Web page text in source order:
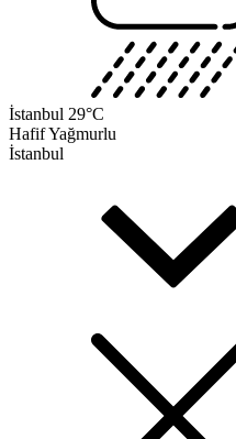
İstanbul 29°C
Hafif Yağmurlu
İstanbul